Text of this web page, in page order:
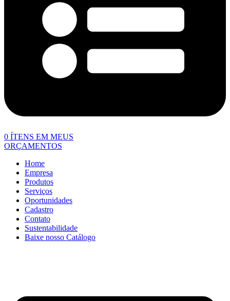
0 ÍTENS EM MEUS
ORÇAMENTOS
Home
Empresa
Produtos
Serviços
Oportunidades
Cadastro
Contato
Sustentabilidade
Baixe nosso Catálogo